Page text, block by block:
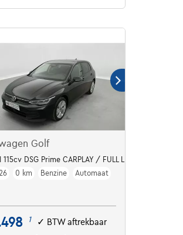
Golf
115cv DSG Prime CARPLAY / FULL LED / SIEGES
0 km Benzine Automaat
1 ✓ BTW aftrekbaar